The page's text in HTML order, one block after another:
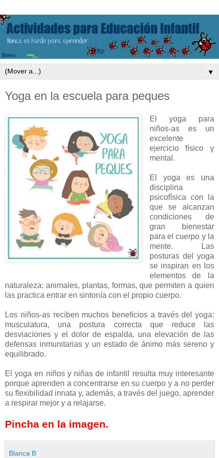
▼
Yoga en la escuela para peques
El yoga para
niños-as es un
excelente
ejercicio físico y
mental.
El yoga es una
disciplina
psicofísica con la
que se alcanzan
condiciones de
gran bienestar
para el cuerpo y la
mente. Las
posturas del yoga
se inspiran en los
elementos de la
naturaleza: animales, plantas, formas, que permiten a quien
las practica entrar en sintonía con el propio cuerpo.
Los niños-as reciben muchos beneficios a través del yoga:
musculatura, una postura correcta que reduce las
desviaciones y el dolor de espalda, una elevación de las
defensas inmunitarias y un estado de ánimo más sereno y
equilibrado.
El yoga en niños y niñas de infantil resulta muy interesante
porque aprenden a concentrarse en su cuerpo y a no perder
su flexibilidad innata y, además, a través del juego, aprender
a respirar mejor y a relajarse.
Pincha en la imagen.
Blanca B